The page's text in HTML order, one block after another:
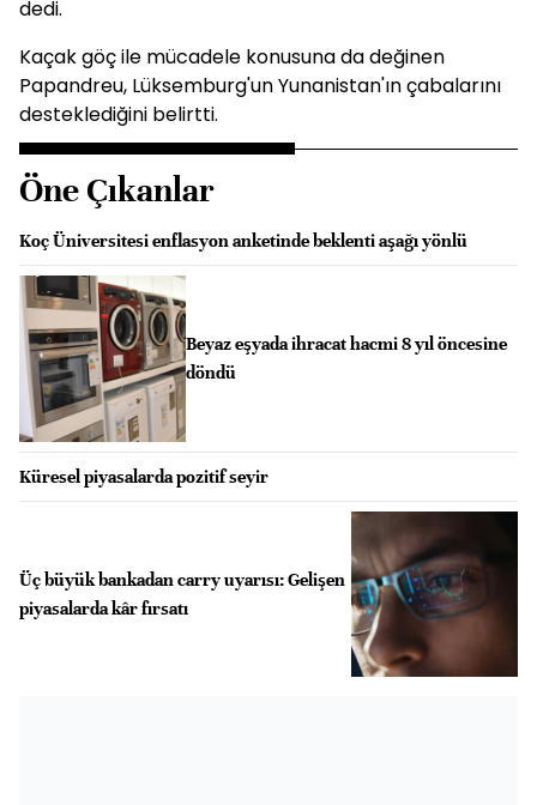
dedi.
Kaçak göç ile mücadele konusuna da değinen
Papandreu, Lüksemburg'un Yunanistan'ın çabalarını
desteklediğini belirtti.
Öne Çıkanlar
Koç Üniversitesi enflasyon anketinde beklenti aşağı yönlü
Beyaz eşyada ihracat hacmi 8 yıl öncesine
döndü
Küresel piyasalarda pozitif seyir
Üç büyük bankadan carry uyarısı: Gelişen
piyasalarda kâr fırsatı